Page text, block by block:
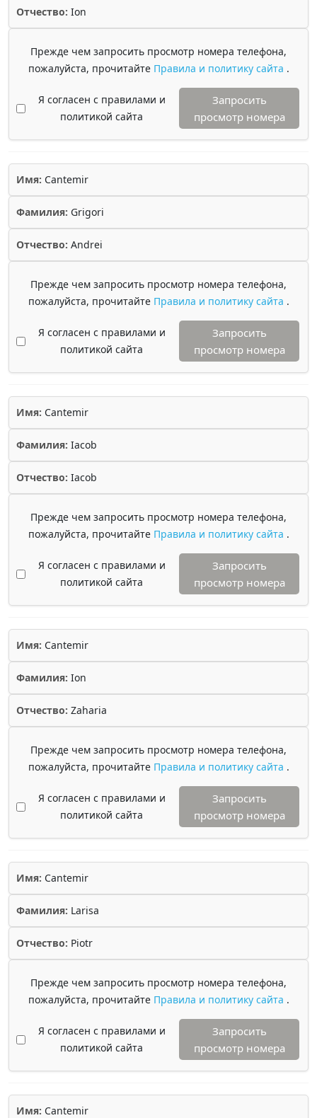
Отчество: Ion
Прежде чем запросить просмотр номера телефона,
пожалуйста, прочитайте Правила и политику сайта .
Я согласен с правилами и
политикой сайта
Запросить
просмотр номера
Имя: Cantemir
Фамилия: Grigori
Отчество: Andrei
Прежде чем запросить просмотр номера телефона,
пожалуйста, прочитайте Правила и политику сайта .
Я согласен с правилами и
политикой сайта
Запросить
просмотр номера
Имя: Cantemir
Фамилия: Iacob
Отчество: Iacob
Прежде чем запросить просмотр номера телефона,
пожалуйста, прочитайте Правила и политику сайта .
Я согласен с правилами и
политикой сайта
Запросить
просмотр номера
Имя: Cantemir
Фамилия: Ion
Отчество: Zaharia
Прежде чем запросить просмотр номера телефона,
пожалуйста, прочитайте Правила и политику сайта .
Я согласен с правилами и
политикой сайта
Запросить
просмотр номера
Имя: Cantemir
Фамилия: Larisa
Отчество: Piotr
Прежде чем запросить просмотр номера телефона,
пожалуйста, прочитайте Правила и политику сайта .
Я согласен с правилами и
политикой сайта
Запросить
просмотр номера
Имя: Cantemir